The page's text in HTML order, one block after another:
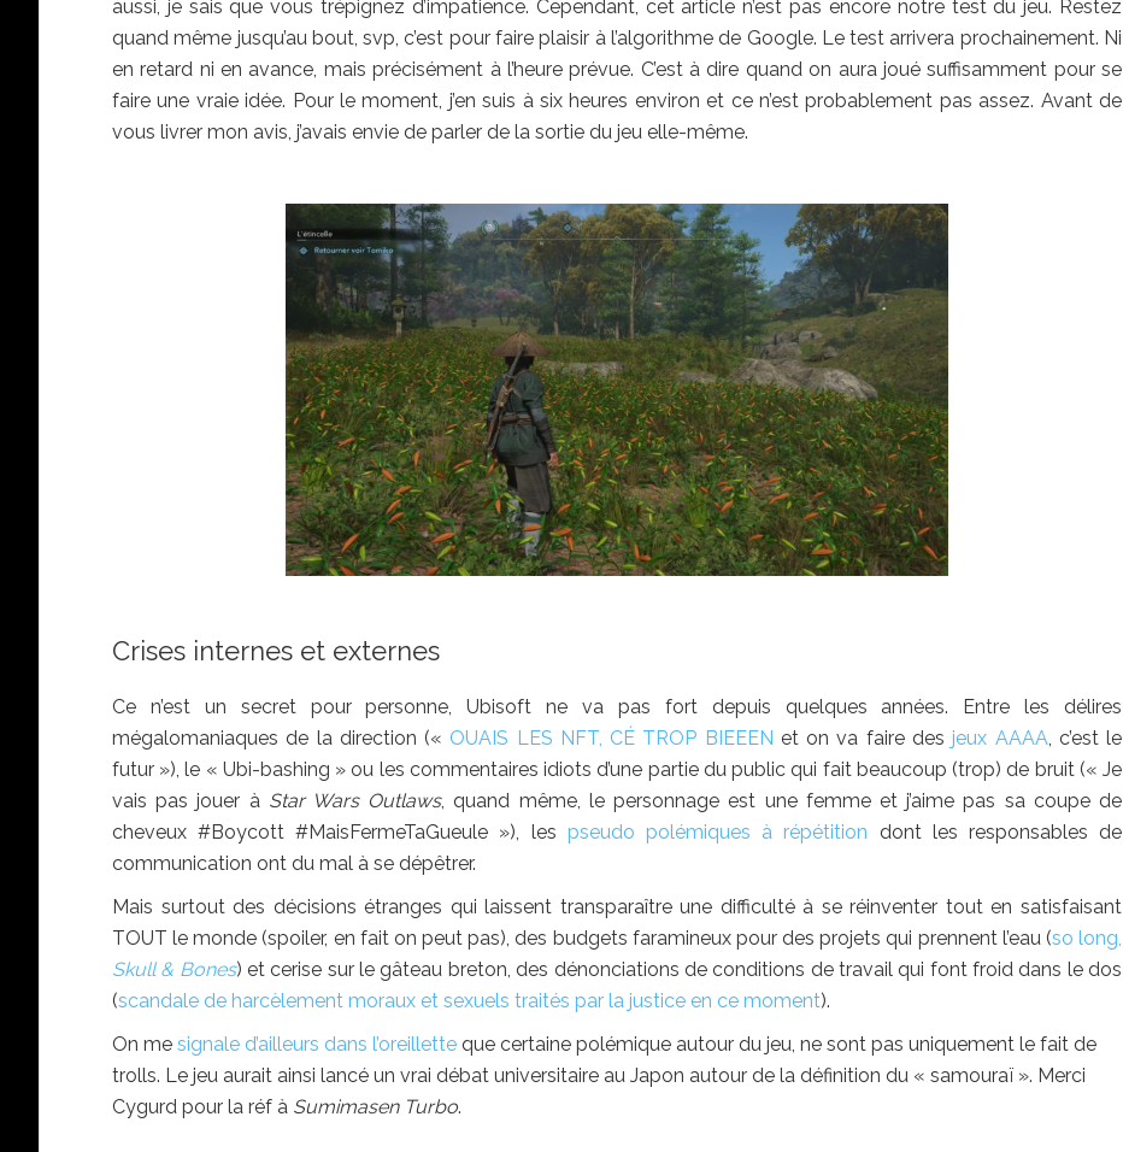
aussi, je sais que vous trépignez d’impatience. Cependant, cet article n’est pas encore notre test du jeu. Restez
quand même jusqu’au bout, svp, c’est pour faire plaisir à l’algorithme de Google. Le test arrivera prochainement. Ni
en retard ni en avance, mais précisément à l’heure prévue. C’est à dire quand on aura joué suffisamment pour se
faire une vraie idée. Pour le moment, j’en suis à six heures environ et ce n’est probablement pas assez. Avant de
vous livrer mon avis, j’avais envie de parler de la sortie du jeu elle-même.
Crises internes et externes
Ce n’est un secret pour personne, Ubisoft ne va pas fort depuis quelques années. Entre les délires
mégalomaniaques de la direction (« OUAIS LES NFT, CÉ TROP BIEEEN et on va faire desjeux AAAA, c’est le
futur »), le « Ubi-bashing » ou les commentaires idiots d’une partie du public qui fait beaucoup (trop) de bruit (« Je
vais pas jouer à Star Wars Outlaws, quand même, le personnage est une femme et j’aime pas sa coupe de
cheveux #Boycott #MaisFermeTaGueule »), les pseudo polémiques à répétition dont les responsables de
communication ont du mal à se dépêtrer.
Mais surtout des décisions étranges qui laissent transparaître une difficulté à se réinventer tout en satisfaisant
TOUT le monde (spoiler, en fait on peut pas), des budgets faramineux pour des projets qui prennent l’eau (so long,
Skull & Bones) et cerise sur le gâteau breton, des dénonciations de conditions de travail qui font froid dans le dos
(scandale de harcèlement moraux et sexuels traités par la justice en ce moment).
On me signale d’ailleurs dans l’oreillette que certaine polémique autour du jeu, ne sont pas uniquement le fait de
trolls. Le jeu aurait ainsi lancé un vrai débat universitaire au Japon autour de la définition du « samouraï ». Merci
Cygurd pour la réf à Sumimasen Turbo.